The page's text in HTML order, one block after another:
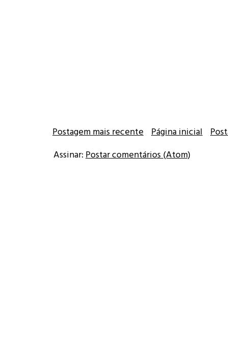
Postagem mais recente Página inicial
Assinar: Postar comentários (Atom)